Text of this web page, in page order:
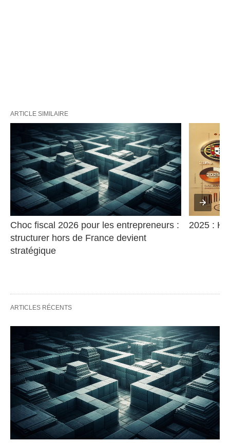
ARTICLE SIMILAIRE
Choc fiscal 2026 pour les entrepreneurs :
structurer hors de France devient
stratégique
2025 :
ARTICLES RÉCENTS